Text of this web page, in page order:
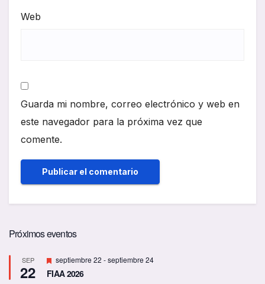
Web
Guarda mi nombre, correo electrónico y web en
este navegador para la próxima vez que
comente.
Próximos eventos
SEP
22
D
e
s
septiembre 22 -septiembre 24
FIAA 2026